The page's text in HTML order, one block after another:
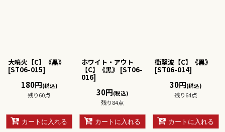
大噴火【C】《黒》
[ST06-015]
180円(税込)
残り60点
カートに入れる
ホワイト・アウト
【C】《黒》 [ST06-
016]
30円(税込)
残り84点
カートに入れる
衝撃波【C】《黒》
[ST06-014]
30円(税込)
残り64点
カートに入れる